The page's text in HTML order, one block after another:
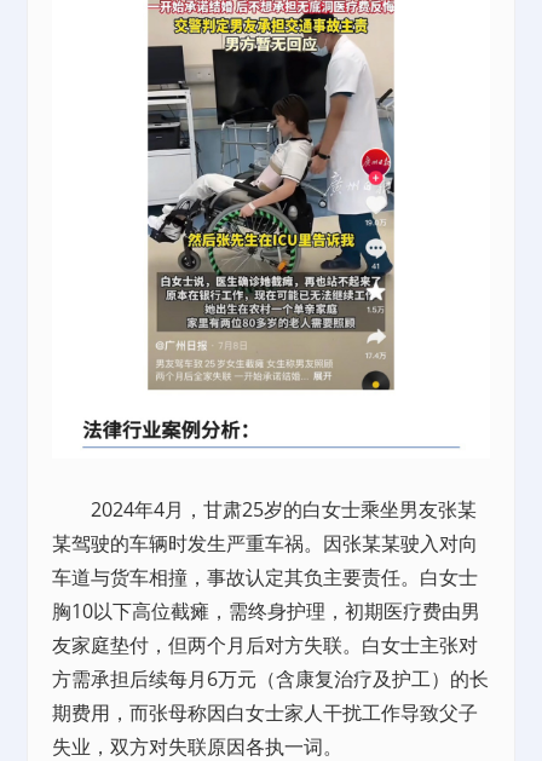
2024年4月，甘肃25岁的白女士乘坐男友张某
某驾驶的车辆时发生严重车祸。因张某某驶入对向
车道与货车相撞，事故认定其负主要责任。白女士
胸10以下高位截瘫，需终身护理，初期医疗费由男
友家庭垫付，但两个月后对方失联。白女士主张对
方需承担后续每月6万元（含康复治疗及护工）的长
期费用，而张母称因白女士家人干扰工作导致父子
失业，双方对失联原因各执一词。